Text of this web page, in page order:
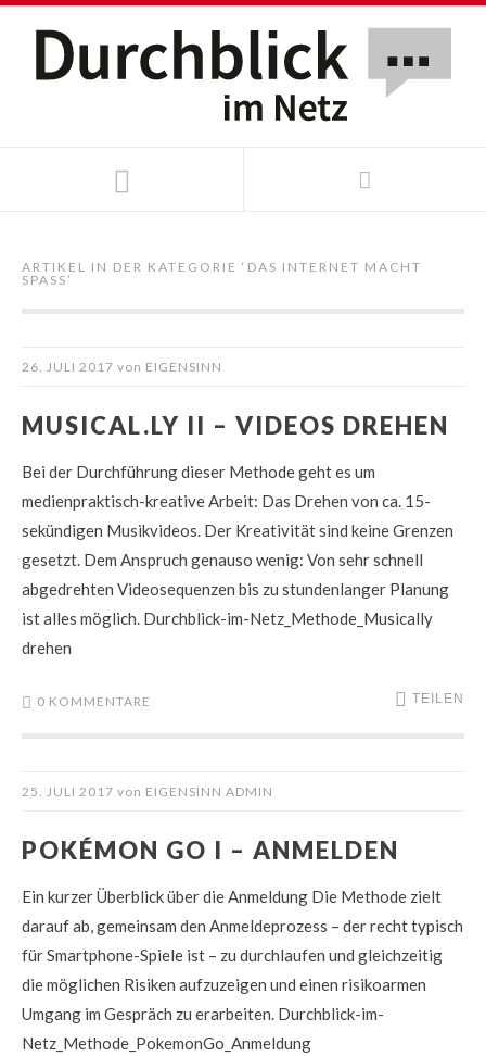
ARTIKEL IN DER KATEGORIE ‘ DAS INTERNET MACHT
SPASS
’
26. JULI 2017 von EIGENSINN
MUSICAL.LY II – VIDEOS DREHEN
Bei der Durchführung dieser Methode geht es um
medienpraktisch-kreative Arbeit: Das Drehen von ca. 15-
sekündigen Musikvideos. Der Kreativität sind keine Grenzen
gesetzt. Dem Anspruch genauso wenig: Von sehr schnell
abgedrehten Videosequenzen bis zu stundenlanger Planung
ist alles möglich. Durchblick-im-Netz_Methode_Musically
drehen
0 KOMMENTARE TEILEN
25. JULI 2017 von EIGENSINN ADMIN
POKÉMON GO I – ANMELDEN
Ein kurzer Überblick über die Anmeldung Die Methode zielt
darauf ab, gemeinsam den Anmeldeprozess – der recht typisch
für Smartphone-Spiele ist – zu durchlaufen und gleichzeitig
die möglichen Risiken aufzuzeigen und einen risikoarmen
Umgang im Gespräch zu erarbeiten. Durchblick-im-
Netz_Methode_PokemonGo_Anmeldung